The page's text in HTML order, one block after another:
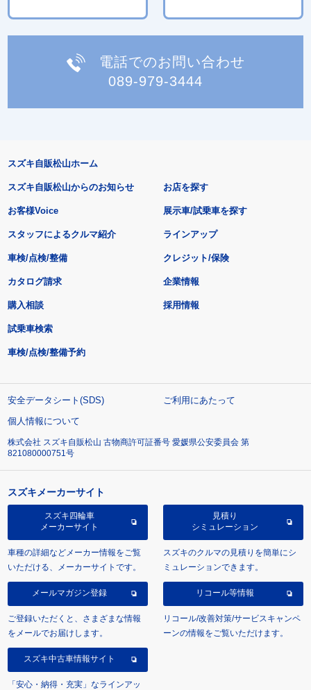
電話でのお問い合わせ
089-979-3444
スズキ自販松山ホーム
スズキ自販松山からのお知らせ
お客様Voice
スタッフによるクルマ紹介
お店を探す
展示車/試乗車を探す
ラインアップ
車検/点検/整備 クレジット/保険
カタログ請求
購入相談
試乗車検索
車検/点検/整備予約
企業情報
採用情報
安全データシート(SDS)
ご利用にあたって
個人情報について
株式会社 スズキ自販松山 古物商許可証番号 愛媛県公安委員会 第
821080000751号
スズキメーカーサイト
スズキ四輪車
メーカーサイト
車種の詳細などメーカー情報をご覧
いただける、メーカーサイトです。
見積り
シミュレーション
スズキのクルマの見積りを簡単にシ
ミュレーションできます。
メールマガジン登録
ご登録いただくと、さまざまな情報
をメールでお届けします。
リコール等情報
リコール/改善対策/サービスキャンペ
ーンの情報をご覧いただけます。
スズキ中古車情報サイト
「安心・納得・充実」なラインアッ